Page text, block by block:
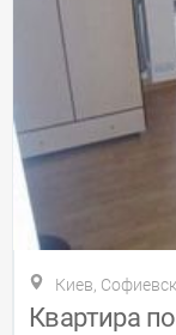
Киев,
Квартира